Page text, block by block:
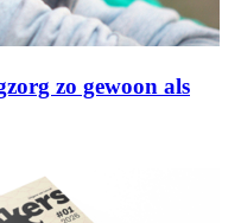
zo gewoon als